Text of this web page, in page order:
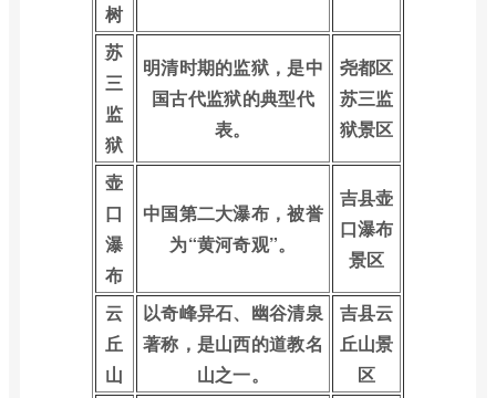
树
苏
三
监
狱
明清时期的监狱，是中
国古代监狱的典型代
表。
尧都区
苏三监
狱景区
壶
口
瀑
布
中国第二大瀑布，被誉
为“黄河奇观”。
吉县壶
口瀑布
景区
云
丘
山
以奇峰异石、幽谷清泉
著称，是山西的道教名
山之一。
吉县云
丘山景
区